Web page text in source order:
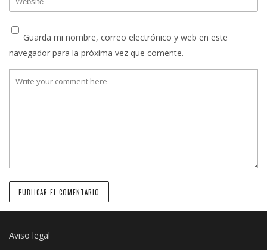
Guarda mi nombre, correo electrónico y web en este
navegador para la próxima vez que comente.
Aviso legal